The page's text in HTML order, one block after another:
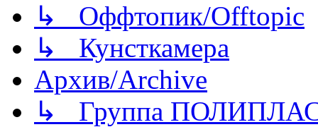
↳ Оффтопик/Offtopic
↳ Кунсткамера
Архив/Archive
↳ Группа